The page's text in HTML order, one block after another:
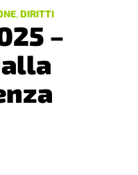
,DIRITTI
–